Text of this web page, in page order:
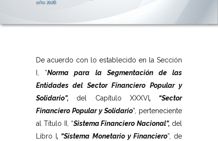
año 2026
De acuerdo con lo establecido en la Sección
I, “Norma para la Segmentación de las
Entidades del Sector Financiero Popular y
Solidario”, del Capítulo XXXVI, “Sector
Financiero Popular y Solidario”, perteneciente
al Título II, “Sistema Financiero Nacional”, del
Libro I, “Sistema Monetario y Financiero”, de